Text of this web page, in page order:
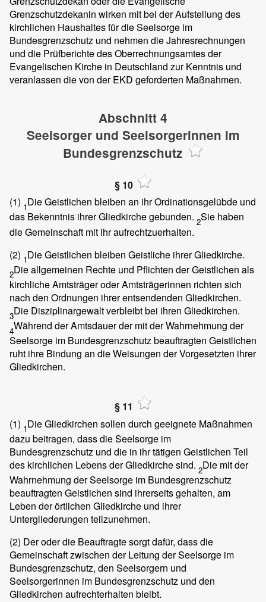
Grenzschutzdekanin wirken mit bei der Aufstellung des
kirchlichen Haushaltes für die Seelsorge im
Bundesgrenzschutz und nehmen die Jahresrechnungen
und die Prüfberichte des Oberrechnungsamtes der
Evangelischen Kirche in Deutschland zur Kenntnis und
veranlassen die von der EKD geforderten Maßnahmen.
Abschnitt 4
Seelsorger und Seelsorgerinnen im
Bundesgrenzschutz
§ 10
(1) 1Die Geistlichen bleiben an ihr Ordinationsgelübde und
das Bekenntnis ihrer Gliedkirche gebunden. 2Sie haben
die Gemeinschaft mit ihr aufrechtzuerhalten.
(2) 1Die Geistlichen bleiben Geistliche ihrer Gliedkirche.
2Die allgemeinen Rechte und Pflichten der Geistlichen als
kirchliche Amtsträger oder Amtsträgerinnen richten sich
nach den Ordnungen ihrer entsendenden Gliedkirchen.
3Die Disziplinargewalt verbleibt bei ihren Gliedkirchen.
4Während der Amtsdauer der mit der Wahrnehmung der
Seelsorge im Bundesgrenzschutz beauftragten Geistlichen
ruht ihre Bindung an die Weisungen der Vorgesetzten ihrer
Gliedkirchen.
§ 11
(1) 1Die Gliedkirchen sollen durch geeignete Maßnahmen
dazu beitragen, dass die Seelsorge im
Bundesgrenzschutz und die in ihr tätigen Geistlichen Teil
des kirchlichen Lebens der Gliedkirche sind. 2Die mit der
Wahrnehmung der Seelsorge im Bundesgrenzschutz
beauftragten Geistlichen sind ihrerseits gehalten, am
Leben der örtlichen Gliedkirche und ihrer
Untergliederungen teilzunehmen.
(2) Der oder die Beauftragte sorgt dafür, dass die
Gemeinschaft zwischen der Leitung der Seelsorge im
Bundesgrenzschutz, den Seelsorgern und
Seelsorgerinnen im Bundesgrenzschutz und den
Gliedkirchen aufrechterhalten bleibt.